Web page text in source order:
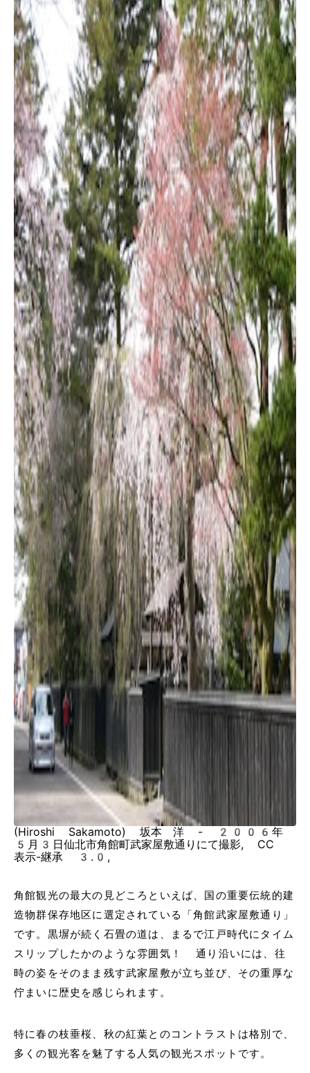
(Hiroshi Sakamoto) 坂本 洋 - 2006年
5月3日仙北市角館町武家屋敷通りにて撮影, CC
表示-継承 3.0,
角館観光の最大の見どころといえば、国の重要伝統的建
造物群保存地区に選定されている「角館武家屋敷通り」
です。黒塀が続く石畳の道は、まるで江戸時代にタイム
スリップしたかのような雰囲気！ 通り沿いには、往
時の姿をそのまま残す武家屋敷が立ち並び、その重厚な
佇まいに歴史を感じられます。
特に春の枝垂桜、秋の紅葉とのコントラストは格別で、
多くの観光客を魅了する人気の観光スポットです。